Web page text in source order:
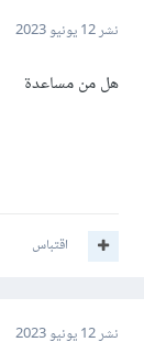
نشر12 يونيو 2023
هل من مساعدة
اقتباس
نشر12 يونيو 2023